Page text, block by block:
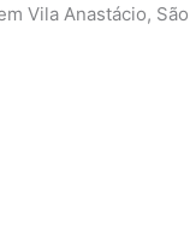
Vila Anastácio, São